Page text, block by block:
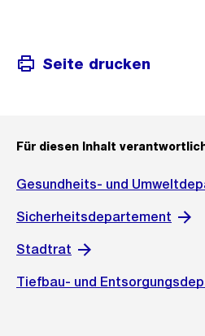
Seite drucken
Für diesen Inhalt
Gesundheits- und
Sicherheitsdepartement
Stadtrat
Tiefbau- und